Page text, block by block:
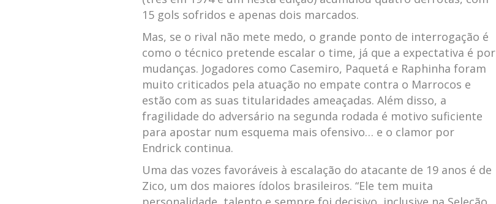
15 gols sofridos e apenas dois marcados.
Mas, se o rival não mete medo, o grande ponto de interrogação é
como o técnico pretende escalar o time, já que a expectativa é por
mudanças. Jogadores como Casemiro, Paquetá e Raphinha foram
muito criticados pela atuação no empate contra o Marrocos e
estão com as suas titularidades ameaçadas. Além disso, a
fragilidade do adversário na segunda rodada é motivo suficiente
para apostar num esquema mais ofensivo… e o clamor por
Endrick continua.
Uma das vozes favoráveis à escalação do atacante de 19 anos é de
Zico, um dos maiores ídolos brasileiros. “Ele tem muita